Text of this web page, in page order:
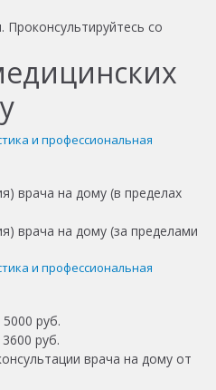
Проконсультируйтесь со
врача на дому (в пределах
врача на дому (за пределами
5000 руб.
руб.
врача на дому от